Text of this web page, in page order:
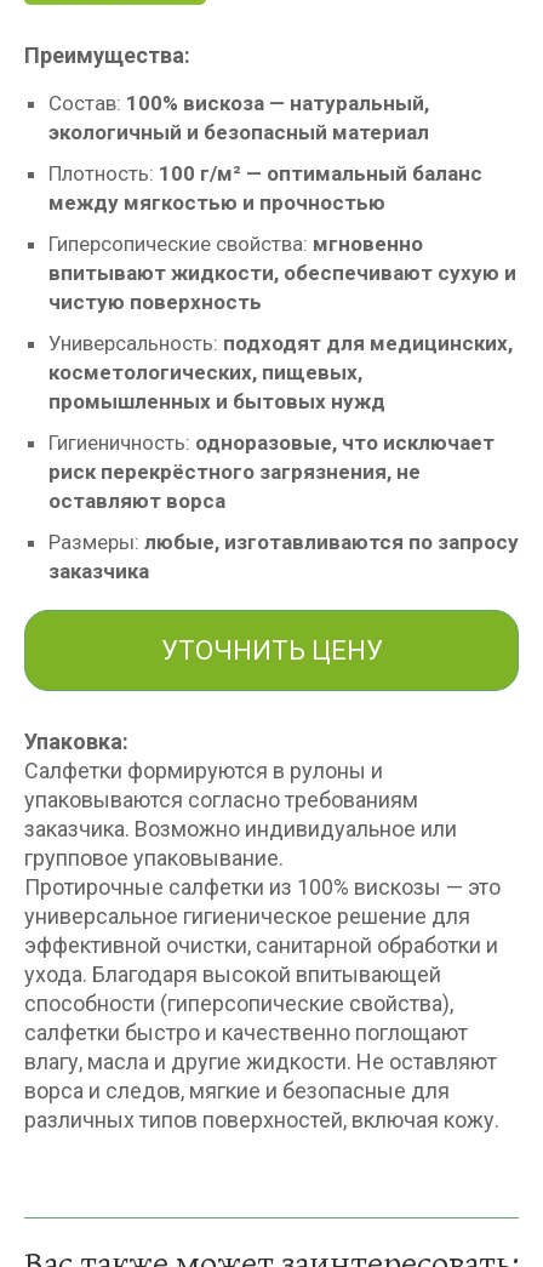
Преимущества:
Состав: 100% вискоза — натуральный,
экологичный и безопасный материал
Плотность: 100 г/м² — оптимальный баланс
между мягкостью и прочностью
Гиперсопические свойства: мгновенно
впитывают жидкости, обеспечивают сухую и
чистую поверхность
Универсальность: подходят для медицинских,
косметологических, пищевых,
промышленных и бытовых нужд
Гигиеничность: одноразовые, что исключает
риск перекрёстного загрязнения, не
оставляют ворса
Размеры: любые, изготавливаются по запросу
заказчика
УТОЧНИТЬ ЦЕНУ
Упаковка:
Салфетки формируются в рулоны и
упаковываются согласно требованиям
заказчика. Возможно индивидуальное или
групповое упаковывание.
Протирочные салфетки из 100% вискозы — это
универсальное гигиеническое решение для
эффективной очистки, санитарной обработки и
ухода. Благодаря высокой впитывающей
способности (гиперсопические свойства),
салфетки быстро и качественно поглощают
влагу, масла и другие жидкости. Не оставляют
ворса и следов, мягкие и безопасные для
различных типов поверхностей, включая кожу.